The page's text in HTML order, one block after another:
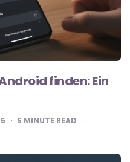
finden: Ein
5 MINUTE READ